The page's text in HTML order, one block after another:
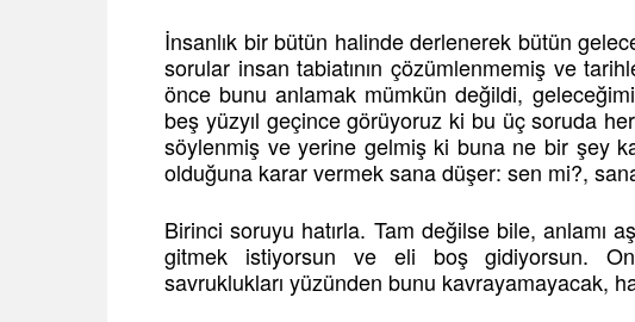
İnsanlık bir bütün halinde derlenerek bütün
sorular insan tabiatının çözümlenmemiş ve
önce bunu anlamak mümkün değildi,
beş yüzyıl geçince görüyoruz ki bu üç soruda
söylenmiş ve yerine gelmiş ki buna ne bir şey
olduğuna karar vermek sana düşer: sen mi?,
Birinci soruyu hatırla. Tam değilse bile, anlamı
gitmek istiyorsun ve eli boş gidiyorsun.
savruklukları yüzünden bunu kavrayamayacak,